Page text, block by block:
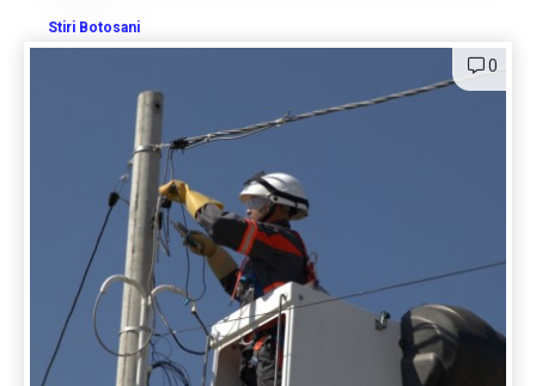
Stiri Botosani
0